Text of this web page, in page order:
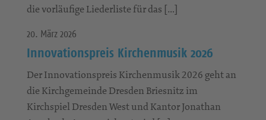
die vorläufige Liederliste für das […]
20. März 2026
Innovationspreis Kirchenmusik 2026
Der Innovationspreis Kirchenmusik 2026 geht an
die Kirchgemeinde Dresden Briesnitz im
Kirchspiel Dresden West und Kantor Jonathan